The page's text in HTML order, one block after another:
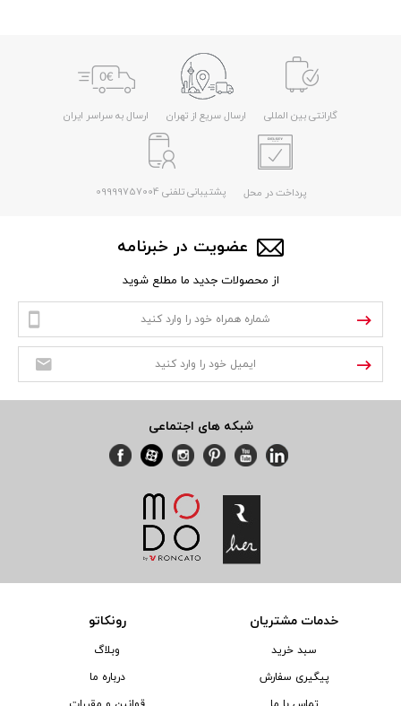
گارانتی بین المللی ارسال سریع از تهران ارسال به سراسر ایران
پرداخت در محل پشتیبانی تلفنی 09999757004
عضویت در خبرنامه
از محصولات جدید ما مطلع شوید
شبکه های اجتماعی
خدمات مشتریان
سبد خرید
پیگیری سفارش
رونکاتو
وبلاگ
درباره ما